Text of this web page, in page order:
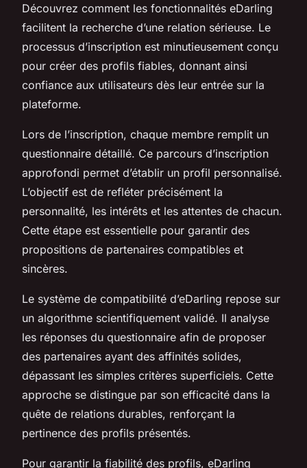
Découvrez comment les fonctionnalités eDarling
facilitent la recherche d’une relation sérieuse. Le
processus d’inscription est minutieusement conçu
pour créer des profils fiables, donnant ainsi
confiance aux utilisateurs dès leur entrée sur la
plateforme.
Lors de l’inscription, chaque membre remplit un
questionnaire détaillé. Ce parcours d’inscription
approfondi permet d’établir un profil personnalisé.
L’objectif est de refléter précisément la
personnalité, les intérêts et les attentes de chacun.
Cette étape est essentielle pour garantir des
propositions de partenaires compatibles et
sincères.
Le système de compatibilité d’eDarling repose sur
un algorithme scientifiquement validé. Il analyse
les réponses du questionnaire afin de proposer
des partenaires ayant des affinités solides,
dépassant les simples critères superficiels. Cette
approche se distingue par son efficacité dans la
quête de relations durables, renforçant la
pertinence des profils présentés.
Pour garantir la fiabilité des profils, eDarling